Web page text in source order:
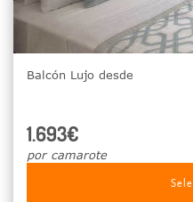
Balcón Lujo desde
1.693€
por camarote